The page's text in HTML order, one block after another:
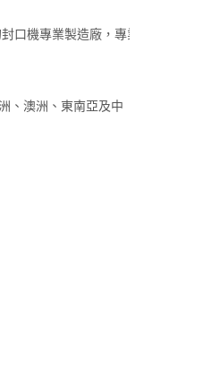
口機專業製造廠，專業
、澳洲、東南亞及中